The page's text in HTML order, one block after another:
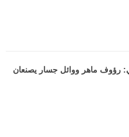
رؤوف ماهر ووائل جسار يصنعان